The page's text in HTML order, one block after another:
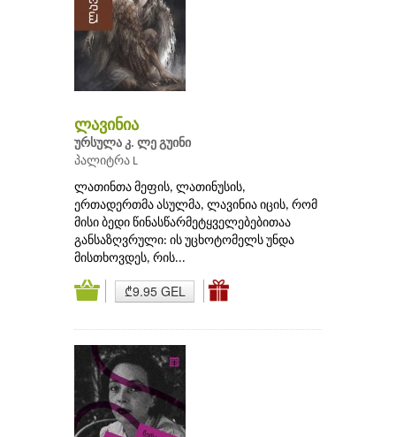
ლავინია
ურსულა კ. ლე გუინი
პალიტრა L
ლათინთა მეფის, ლათინუსის,
ერთადერთმა ასულმა, ლავინია იცის, რომ
მისი ბედი წინასწარმეტყველებებითაა
განსაზღვრული: ის უცხოტომელს უნდა
მისთხოვდეს, რის...
₾9.95 GEL